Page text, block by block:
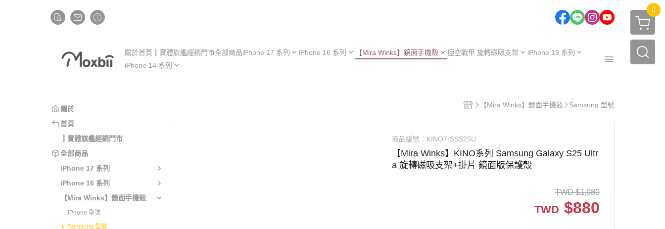
0
關於首頁 ┃實體旗艦經銷門市全部商品iPhone 17 系列 iPhone 16 系列 【Mira Winks】鏡面手機殼 極空戰甲 旋轉磁吸支架
iPhone 15 系列
iPhone 15 系列
iPhone 15 Pro
iPhone 14 系列
Android 保護殼
極空戰甲｜福利品
關於
首頁
┃實體旗艦經銷門市
全部商品
iPhone 17 系列
iPhone 16 系列
【Mira Winks】鏡面手機殼
iPhone 型號
Samsung 型號
【Mira Winks】鏡面手機殼 Samsung 型號
商品編號： KINO7-SSS25U
【Mira Winks】KINO系列 Samsung Galaxy S25 Ultr
a 旋轉磁吸支架+掛片 鏡面版保護殼
TWD $1,080
TWD $880